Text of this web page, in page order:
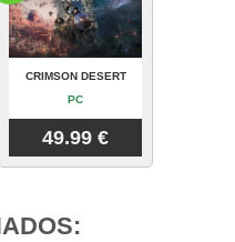
CRIMSON DESERT
PC
49.99 €